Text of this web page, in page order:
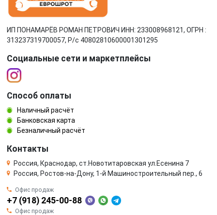
ИП ПОНАМАРЁВ РОМАН ПЕТРОВИЧ ИНН: 233008968121, ОГРН :
313237319700057, Р/c 40802810600001301295
Социальные сети и маркетплейсы
Способ оплаты
Наличный расчёт
Банковская карта
Безналичный расчёт
Контакты
Россия, Краснодар, ст.Новотитаровская ул.Есенина 7
Россия, Ростов-на-Дону, 1-й Машиностроительный пер., 6
Офис продаж
+7 (918) 245-00-88
Офис продаж